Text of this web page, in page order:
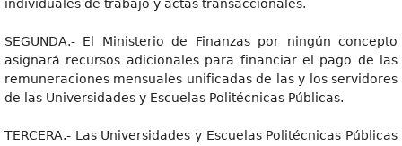
individuales de trabajo y actas transaccionales.
SEGUNDA.- El Ministerio de Finanzas por ningún concepto
asignará recursos adicionales para financiar el pago de las
remuneraciones mensuales unificadas de las y los servidores
de las Universidades y Escuelas Politécnicas Públicas.
TERCERA.- Las Universidades y Escuelas Politécnicas Públicas